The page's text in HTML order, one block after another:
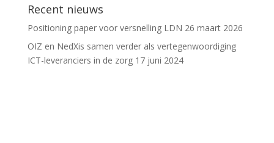
Recent nieuws
Positioning paper voor versnelling LDN 26 maart 2026
OIZ en NedXis samen verder als vertegenwoordiging
ICT-leveranciers in de zorg 17 juni 2024